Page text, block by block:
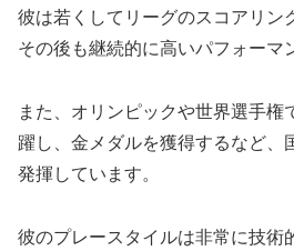
彼は若くしてリーグのスコアリン
その後も継続的に高いパフォーマ
また、オリンピックや世界選手権
躍し、金メダルを獲得するなど、
発揮しています。
彼のプレースタイルは非常に技術